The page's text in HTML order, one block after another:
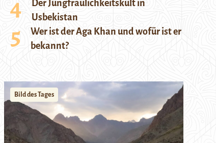
Der Jungfräulichkeitskult in
Usbekistan
Wer ist der Aga Khan und wofür ist er
bekannt?
Bild des Tages